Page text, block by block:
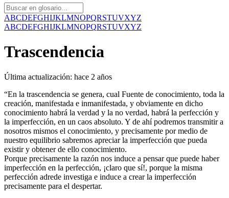
ABCDEFGHIJKLMNOPQRSTUVXYZ
ABCDEFGHIJKLMNOPQRSTUVXYZ
Trascendencia
Última actualización: hace 2 años
“En la trascendencia se genera, cual Fuente de conocimiento, toda la
creación, manifestada e inmanifestada, y obviamente en dicho
conocimiento habrá la verdad y la no verdad, habrá la perfección y
la imperfección, en un caos absoluto. Y de ahí podremos transmitir a
nosotros mismos el conocimiento, y precisamente por medio de
nuestro equilibrio sabremos apreciar la imperfección que pueda
existir y obtener de ello conocimiento.
Porque precisamente la razón nos induce a pensar que puede haber
imperfección en la perfección, ¡claro que sí!, porque la misma
perfección adrede investiga e induce a crear la imperfección
precisamente para el despertar.